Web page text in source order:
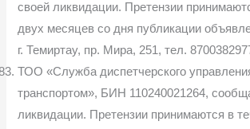
своей ликвидации. Претензии
двух месяцев со дня публикации
г. Темиртау, пр. Мира, 251, тел.
ТОО «Служба диспетчерского
транспортом», БИН 110240021264,
ликвидации. Претензии принимаются в